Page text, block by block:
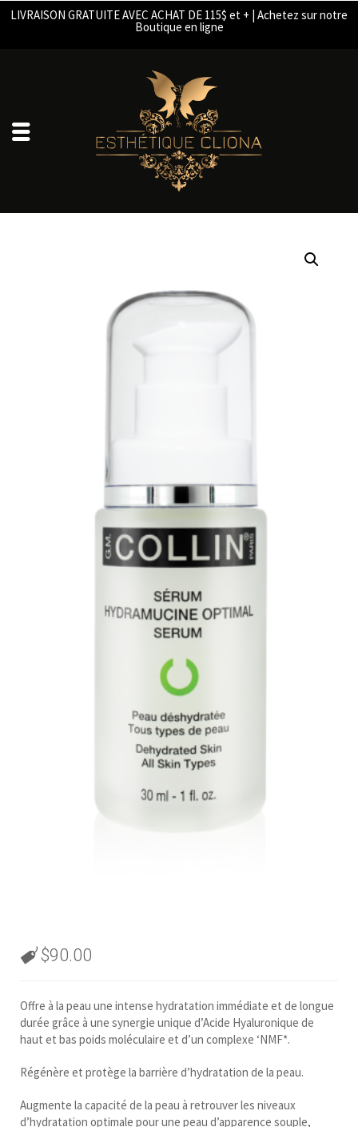
LIVRAISON GRATUITE AVEC ACHAT DE 115$ et + | Achetez sur notre
Boutique en ligne
$90.00
Offre à la peau une intense hydratation immédiate et de longue
durée grâce à une synergie unique d’Acide Hyaluronique de
haut et bas poids moléculaire et d’un complexe ‘NMF*.
Régénère et protège la barrière d’hydratation de la peau.
Augmente la capacité de la peau à retrouver les niveaux
d’hydratation optimale pour une peau d’apparence souple,